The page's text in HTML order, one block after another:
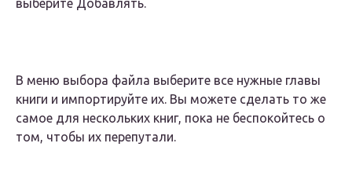
выберите Добавлять.
В меню выбора файла выберите все нужные главы
книги и импортируйте их. Вы можете сделать то же
самое для нескольких книг, пока не беспокойтесь о
том, чтобы их перепутали.